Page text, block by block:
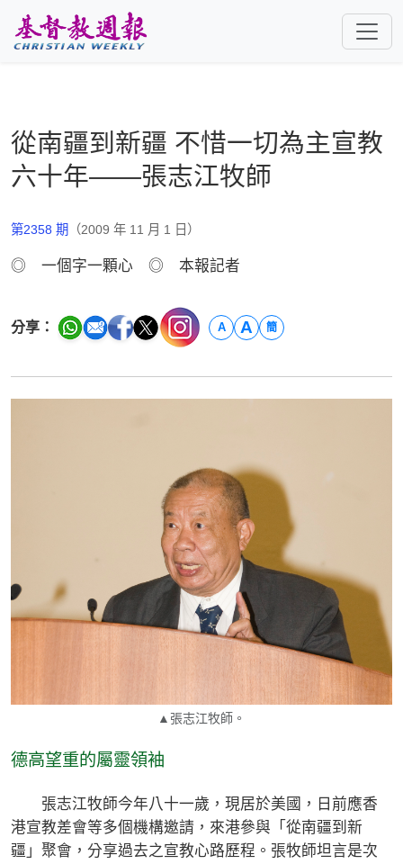
從南疆到新疆 不惜一切為主宣教
六十年——張志江牧師
第2358 期 （2009 年 11 月 1 日）
◎ 一個字一顆心 ◎ 本報記者
分享： A A 簡
▲張志江牧師。
德高望重的屬靈領袖
張志江牧師今年八十一歲，現居於美國，日前應香
港宣教差會等多個機構邀請，來港參與「從南疆到新
疆」聚會，分享過去之宣教心路歷程。張牧師坦言是次